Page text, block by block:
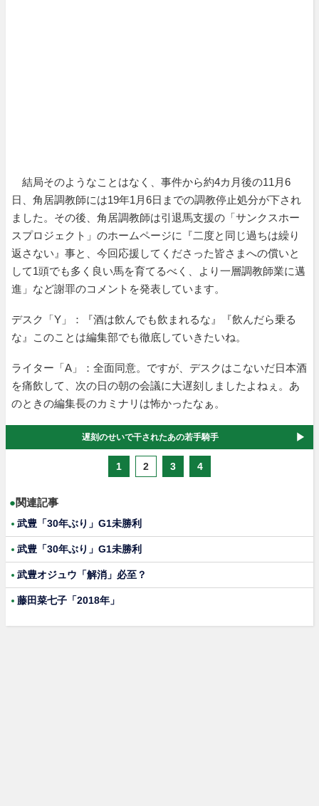
結局そのようなことはなく、事件から約4カ月後の11月6
日、角居調教師には19年1月6日までの調教停止処分が下され
ました。その後、角居調教師は引退馬支援の「サンクスホー
スプロジェクト」のホームページに『二度と同じ過ちは繰り
返さない』事と、今回応援してくださった皆さまへの償いと
して1頭でも多く良い馬を育てるべく、より一層調教師業に邁
進」など謝罪のコメントを発表しています。
デスク「Y」：『酒は飲んでも飲まれるな』『飲んだら乗る
な』このことは編集部でも徹底していきたいね。
ライター「A」：全面同意。ですが、デスクはこないだ日本酒
を痛飲して、次の日の朝の会議に大遅刻しましたよねぇ。あ
のときの編集長のカミナリは怖かったなぁ。
遅刻のせいで干されたあの若手騎手
1 2 3 4
●関連記事
武豊「30年ぶり」G1未勝利
武豊「30年ぶり」G1未勝利
武豊オジュウ「解消」必至？
藤田菜七子「2018年」